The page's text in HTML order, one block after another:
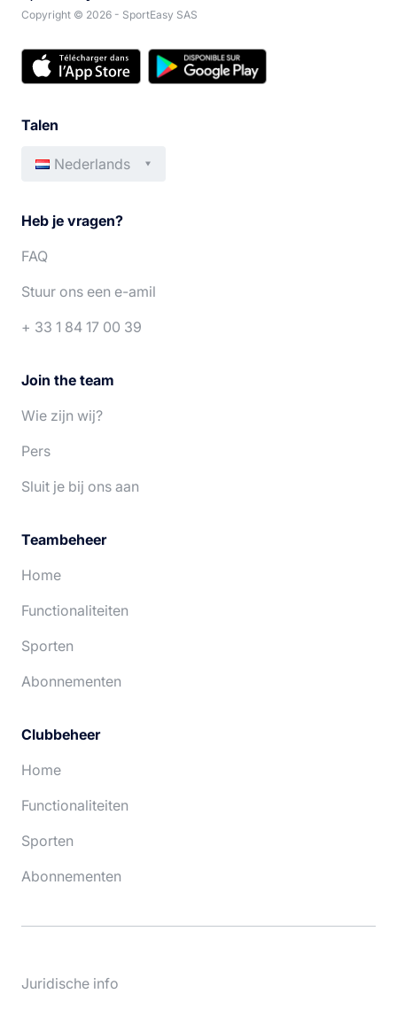
Copyright © 2026 - SportEasy SAS
Talen
Nederlands
Español
Heb je vragen?
FAQ
Stuur ons een e-amil
+ 33 1 84 17 00 39
Join the team
Wie zijn wij?
Pers
Sluit je bij ons aan
Teambeheer
Home
Functionaliteiten
Sporten
Abonnementen
Clubbeheer
Home
Functionaliteiten
Sporten
Abonnementen
Juridische info